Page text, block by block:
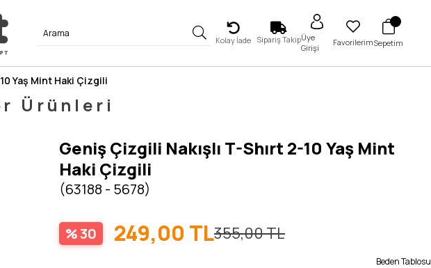
Kolay İade Sipariş TakipÜye
Girişi
FavorilerimSepetim
Yaş Mint Haki Çizgili
Ürünleri
Geniş Çizgili Nakışlı T-Shırt 2-10 Yaş Mint
Haki Çizgili
(63188 - 5678)
30 355,00 TL
249,00 TL
Beden Tablosu